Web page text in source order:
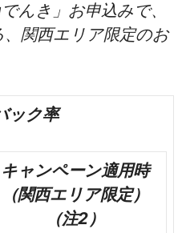
んき」お申込みで、
関西エリア限定のお
ック率
キャンペーン適用時
（関西エリア限定）
（注2）